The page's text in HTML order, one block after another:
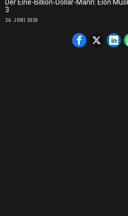
Der Eine-Billion-Dollar-Mann: Elon
3
26. JUNI 2026